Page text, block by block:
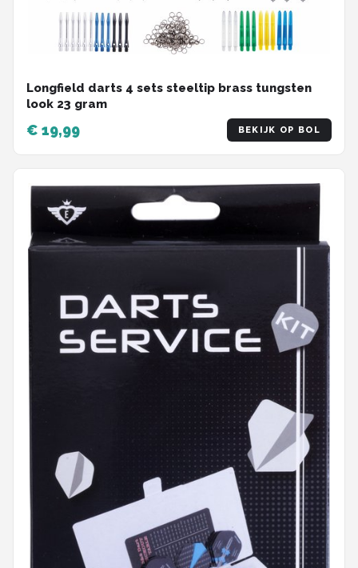
Longfield darts 4 sets steeltip brass tungsten
look 23 gram
€ 19,99 BEKIJK OP BOL